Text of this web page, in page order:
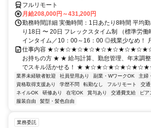
フルリモート
月給208,000円～431,200円
勤務時間詳細 実働時間：1日あたり8時間 平均
り18日 〜 20日 フレックスタイム制 （標準労
インタイム／10：00～16：00 ◎残業少なめ！
仕事内容 ★☆★☆★☆★☆★☆★☆★☆★☆★☆ ☆
お持ちの方 ★ ★ 給与計算、勤怠管理、年末調
でスキル活かせる！ ★
業界未経験者歓迎 社員登用あり 副業・WワークOK
主婦
資格取得支援あり
学歴不問 転勤なし フルリモート 交
ネイルOK
研修あり 在宅OK 賞与あり 交通費支給 ピア
服装自由
髪型・髪色自由
業務委託